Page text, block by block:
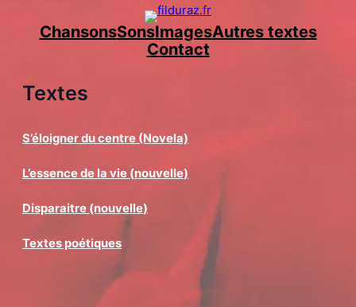
ChansonsSonsImagesAutres textes
Contact
Textes
S’éloigner du centre (Novela)
L’essence de la vie (nouvelle)
Disparaitre (nouvelle)
Textes poétiques